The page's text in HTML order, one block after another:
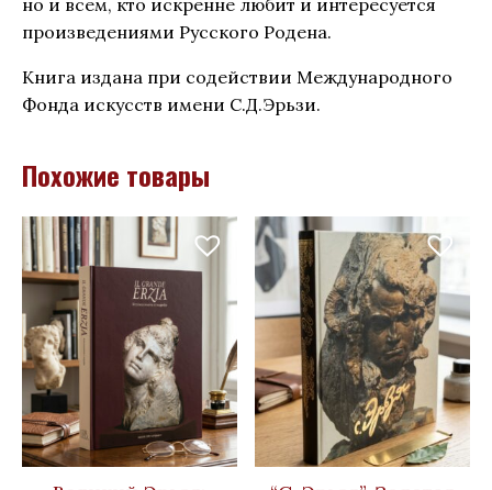
произведениями Русского Родена.
Книга издана при содействии Международного
Фонда искусств имени С.Д.Эрьзи.
Похожие товары